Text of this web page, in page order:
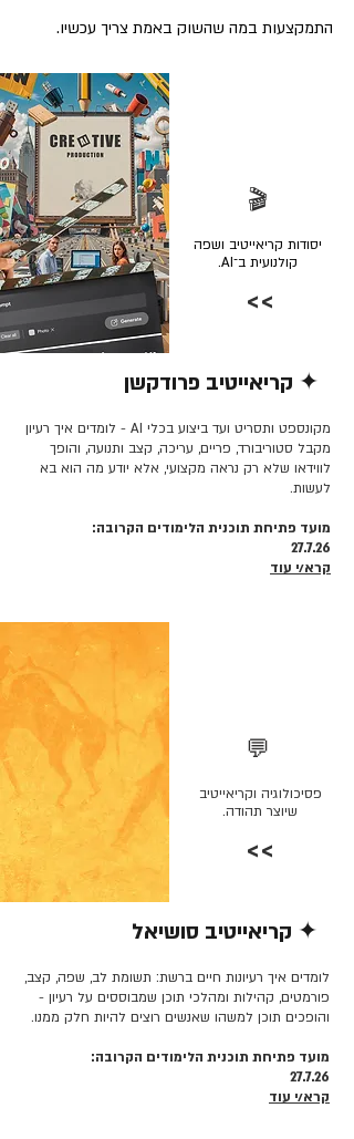
התמקצעות במה שהשוק באמת צריך עכשיו.
🎬
יסודות קריאייטיב ושפה
קולנועית ב־AI.
>>
✦ קריאייטיב פרודקשן
מקונספט ותסריט ועד ביצוע בכלי AI - לומדים איך רעיון
מקבל סטוריבורד, פריים, עריכה, קצב ותנועה, והופך
לווידאו שלא רק נראה מקצועי, אלא יודע מה הוא בא
לעשות.
מועד פתיחת תוכנית הלימודים הקרובה:
27.7.26
קרא/י עוד
💬
פסיכולוגיה וקריאייטיב
שיוצר תהודה.
>>
✦ קריאייטיב סושיאל
לומדים איך רעיונות חיים ברשת: תשומת לב, שפה, קצב,
פורמטים, קהילות ומהלכי תוכן שמבוססים על רעיון -
והופכים תוכן למשהו שאנשים רוצים להיות חלק ממנו.
מועד פתיחת תוכנית הלימודים הקרובה:
27.7.26
קרא/י עוד